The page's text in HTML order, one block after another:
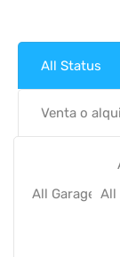
All Status
Venta o